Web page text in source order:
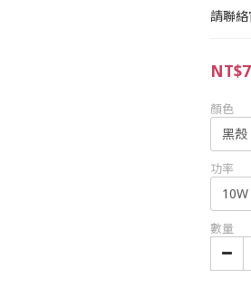
請聯
顏色
功率
數量